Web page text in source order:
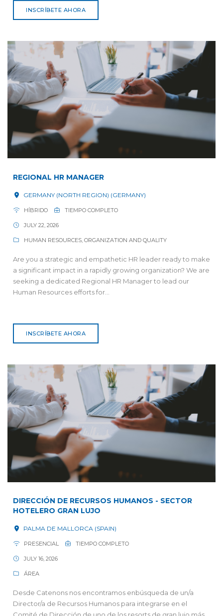
INSCRÍBETE AHORA
REGIONAL HR MANAGER
GERMANY (NORTH REGION) (GERMANY)
HÍBRIDO TIEMPO COMPLETO
JULY 22, 2026
HUMAN RESOURCES, ORGANIZATION AND QUALITY
Are you a strategic and empathetic HR leader ready to make
a significant impact in a rapidly growing organization? We are
seeking a dedicated Regional HR Manager to lead our
Human Resources efforts for...
INSCRÍBETE AHORA
DIRECCIÓN DE RECURSOS HUMANOS - SECTOR
HOTELERO GRAN LUJO
PALMA DE MALLORCA (SPAIN)
PRESENCIAL TIEMPO COMPLETO
JULY 16, 2026
ÁREA
Desde Catenons nos encontramos enbúsqueda de un/a
Director/a de Recursos Humanos para integrarse en el